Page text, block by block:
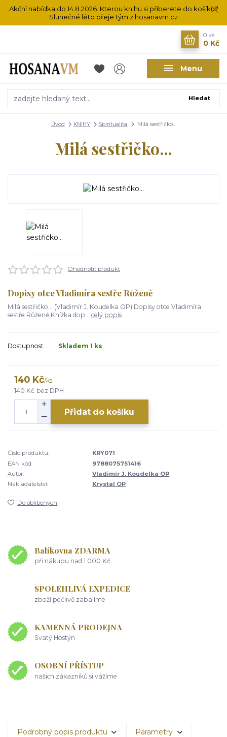
Akční nabídka do 14.8.2026. Kterou knihu si přiberete do košíku?
Slunečné léto přeje tým z hosanavm.cz
Menu
Hledat
0 ks
0 Kč
Úvod KNIHY Spiritualita Milá sestřičko...
Milá sestřičko...
Ohodnotit produkt
Dopisy otce Vladimíra sestře Růženě
Milá sestřičko... (Vladimír J. Koudelka OP) Dopisy otce Vladimíra
sestře Růženě Knížka dop... celý popis
Dostupnost Skladem 1 ks
140 Kč/ks
140 Kč bez DPH
Přidat do košíku
Číslo produktu:
KRY071
EAN kód:
9788075751416
Autor:
Vladimír J. Koudelka OP
Nakladatelství:
Krystal OP
Do oblíbených
Balíkovna ZDARMA
při nákupu nad 1 000 Kč
SPOLEHLIVÁ EXPEDICE
zboží pečlivě zabalíme
KAMENNÁ PRODEJNA
Svatý Hostýn
OSOBNÍ PŘÍSTUP
našich zákazníků si vážíme
Podrobný popis produktu Parametry